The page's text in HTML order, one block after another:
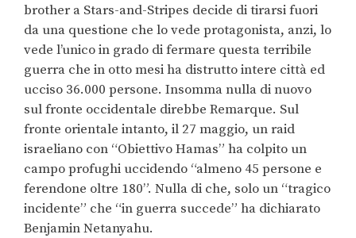
brother a Stars-and-Stripes decide di tirarsi fuori
da una questione che lo vede protagonista, anzi, lo
vede l’unico in grado di fermare questa terribile
guerra che in otto mesi ha distrutto intere città ed
ucciso 36.000 persone. Insomma nulla di nuovo
sul fronte occidentale direbbe Remarque. Sul
fronte orientale intanto, il 27 maggio, un raid
israeliano con “Obiettivo Hamas” ha colpito un
campo profughi uccidendo “almeno 45 persone e
ferendone oltre 180”. Nulla di che, solo un “tragico
incidente” che “in guerra succede” ha dichiarato
Benjamin Netanyahu.